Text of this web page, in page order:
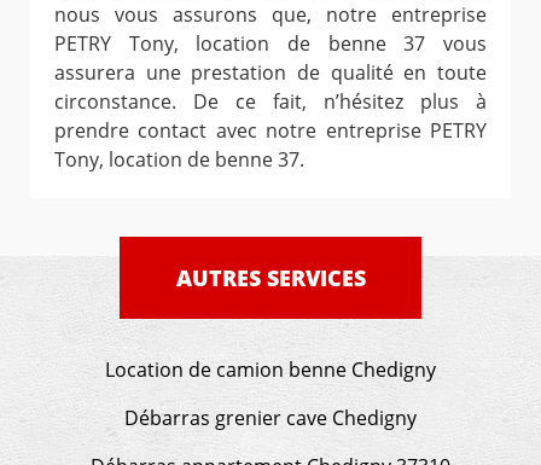
nous vous assurons que, notre entreprise
PETRY Tony, location de benne 37 vous
assurera une prestation de qualité en toute
circonstance. De ce fait, n’hésitez plus à
prendre contact avec notre entreprise PETRY
Tony, location de benne 37.
AUTRES SERVICES
Location de camion benne Chedigny
Débarras grenier cave Chedigny